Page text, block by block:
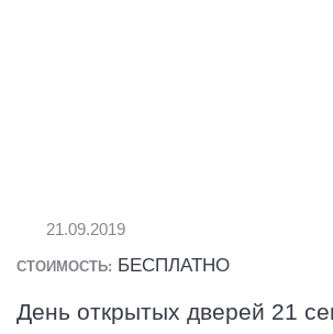
21.09.2019
СТОИМОСТЬ: БЕСПЛАТНО
День открытых дверей 21